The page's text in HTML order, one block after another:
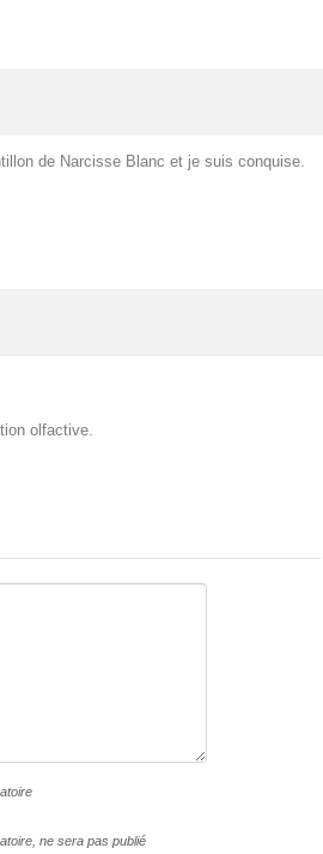
de Narcisse Blanc et je suis conquise.
olfactive.
, ne sera pas publié